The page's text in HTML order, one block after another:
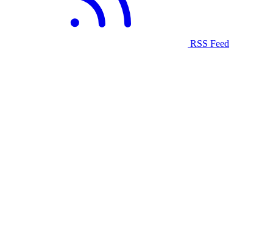
RSS Feed